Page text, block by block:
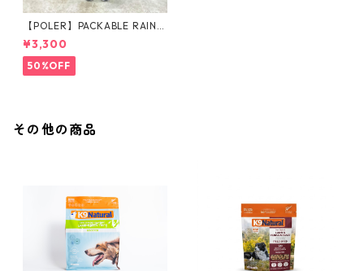
【POLER】PACKABLE RAIN P
ONCHO
¥3,300
50%OFF
その他の商品